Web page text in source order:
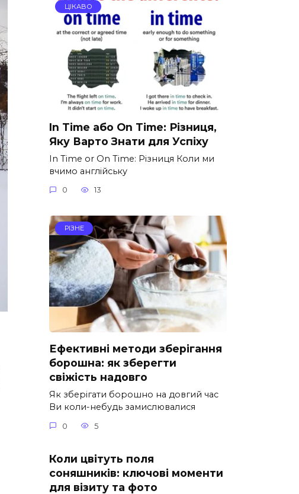
ЦІКАВО
In Time або On Time: Різниця,
Яку Варто Знати для Успіху
In Time or On Time: Різниця Коли ми
вчимо англійську
0 13
РІЗНЕ
Ефективні методи зберігання
борошна: як зберегти
свіжість надовго
Як зберігати борошно на довгий час
Ви коли-небудь замислювалися
0 5
Коли цвітуть поля
соняшників: ключові моменти
для візиту та фото